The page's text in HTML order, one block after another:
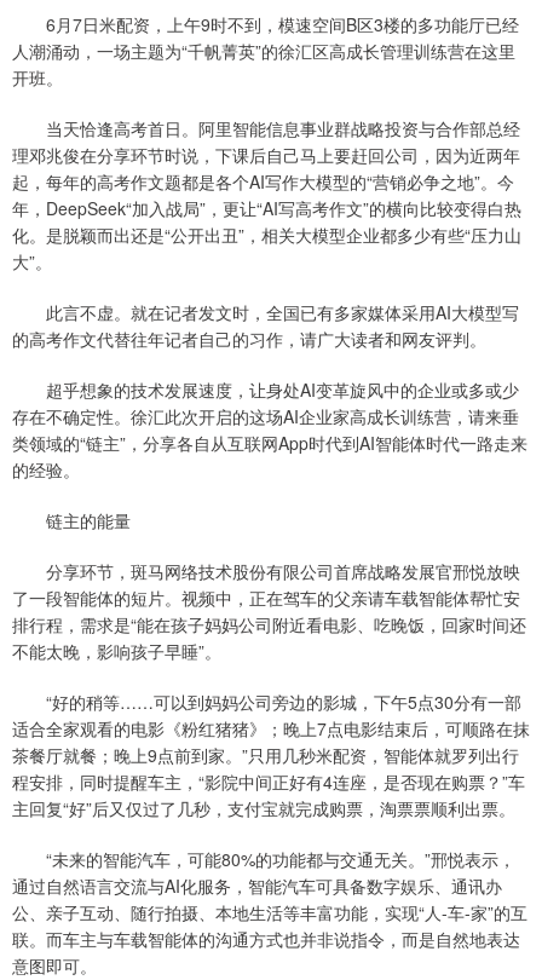
6月7日米配资，上午9时不到，模速空间B区3楼的多功能厅已经
人潮涌动，一场主题为“千帆菁英”的徐汇区高成长管理训练营在这里
开班。
当天恰逢高考首日。阿里智能信息事业群战略投资与合作部总经
理邓兆俊在分享环节时说，下课后自己马上要赶回公司，因为近两年
起，每年的高考作文题都是各个AI写作大模型的“营销必争之地”。今
年，DeepSeek“加入战局”，更让“AI写高考作文”的横向比较变得白热
化。是脱颖而出还是“公开出丑”，相关大模型企业都多少有些“压力山
大”。
此言不虚。就在记者发文时，全国已有多家媒体采用AI大模型写
的高考作文代替往年记者自己的习作，请广大读者和网友评判。
超乎想象的技术发展速度，让身处AI变革旋风中的企业或多或少
存在不确定性。徐汇此次开启的这场AI企业家高成长训练营，请来垂
类领域的“链主”，分享各自从互联网App时代到AI智能体时代一路走来
的经验。
链主的能量
分享环节，斑马网络技术股份有限公司首席战略发展官邢悦放映
了一段智能体的短片。视频中，正在驾车的父亲请车载智能体帮忙安
排行程，需求是“能在孩子妈妈公司附近看电影、吃晚饭，回家时间还
不能太晚，影响孩子早睡”。
“好的稍等……可以到妈妈公司旁边的影城，下午5点30分有一部
适合全家观看的电影《粉红猪猪》；晚上7点电影结束后，可顺路在抹
茶餐厅就餐；晚上9点前到家。”只用几秒米配资，智能体就罗列出行
程安排，同时提醒车主，“影院中间正好有4连座，是否现在购票？”车
主回复“好”后又仅过了几秒，支付宝就完成购票，淘票票顺利出票。
“未来的智能汽车，可能80%的功能都与交通无关。”邢悦表示，
通过自然语言交流与AI化服务，智能汽车可具备数字娱乐、通讯办
公、亲子互动、随行拍摄、本地生活等丰富功能，实现“人-车-家”的互
联。而车主与车载智能体的沟通方式也并非说指令，而是自然地表达
意图即可。